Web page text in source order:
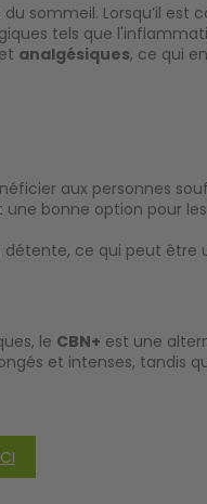
sommeil. Lorsqu’il est
tels que
analgésiques, ce qui
aux personnes
une bonne option pour
détente, ce qui peut être
le CBN+ est une
et intenses, tandis